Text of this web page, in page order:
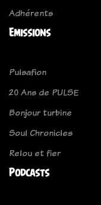
Adhérents
Emissions
Pulsafion
20 Ans de PULSE
Bonjour turbine
Soul Chronicles
Relou et fier
Podcasts